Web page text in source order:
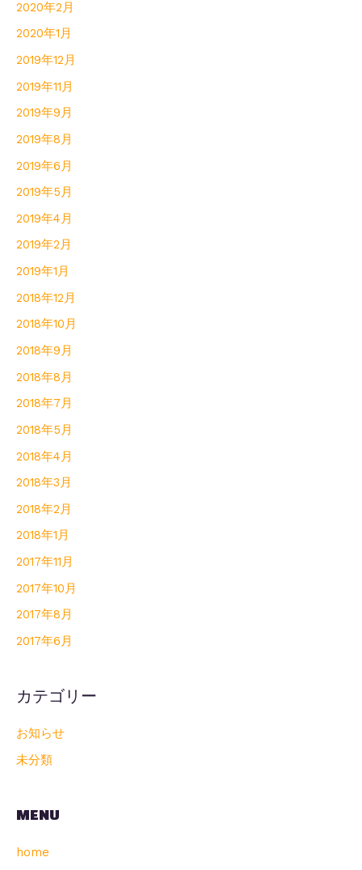
2020年2月
2020年1月
2019年12月
2019年11月
2019年9月
2019年8月
2019年6月
2019年5月
2019年4月
2019年2月
2019年1月
2018年12月
2018年10月
2018年9月
2018年8月
2018年7月
2018年5月
2018年4月
2018年3月
2018年2月
2018年1月
2017年11月
2017年10月
2017年8月
2017年6月
カテゴリー
お知らせ
未分類
MENU
home